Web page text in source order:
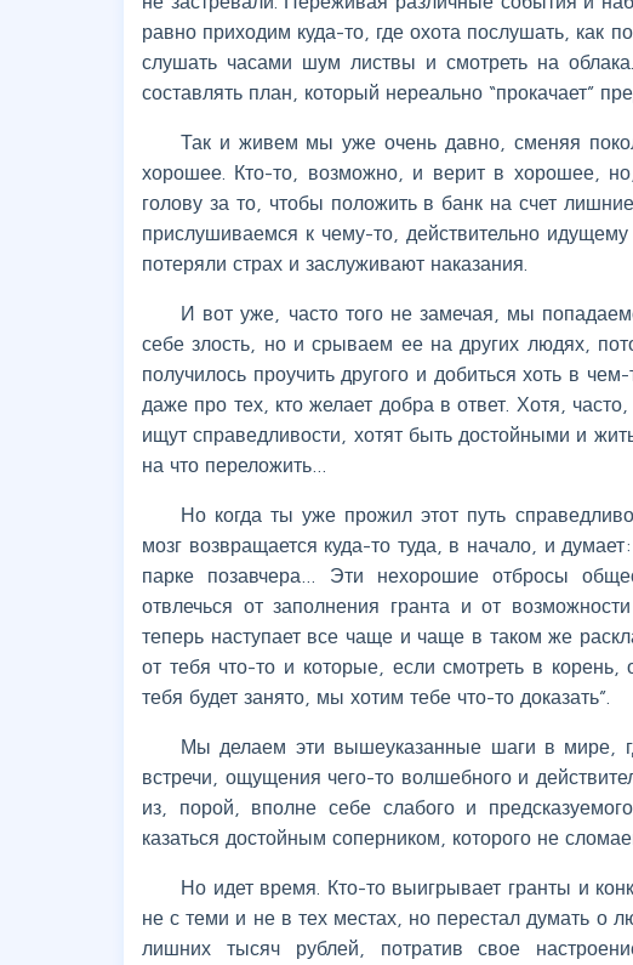
равно приходим куда-то, где охота послушать, как
слушать часами шум листвы и смотреть на
составлять план, который нереально “прокачает”
Так и живем мы уже очень давно, сменяя
хорошее. Кто-то, возможно, и верит в хорошее,
голову за то, чтобы положить в банк на счет
прислушиваемся к чему-то, действительно
потеряли страх и заслуживают наказания.
И вот уже, часто того не замечая, мы
себе злость, но и срываем ее на других людях,
получилось проучить другого и добиться хоть в
даже про тех, кто желает добра в ответ. Хотя,
ищут справедливости, хотят быть достойными и
на что переложить…
Но когда ты уже прожил этот путь
мозг возвращается куда-то туда, в начало, и
парке позавчера… Эти нехорошие отбросы
отвлечься от заполнения гранта и от
теперь наступает все чаще и чаще в таком же
от тебя что-то и которые, если смотреть в
тебя будет занято, мы хотим тебе что-то доказать”.
Мы делаем эти вышеуказанные шаги в мире,
встречи, ощущения чего-то волшебного и
из, порой, вполне себе слабого и
казаться достойным соперником, которого не
Но идет время. Кто-то выигрывает гранты и
не с теми и не в тех местах, но перестал думать о
лишних тысяч рублей, потратив свое